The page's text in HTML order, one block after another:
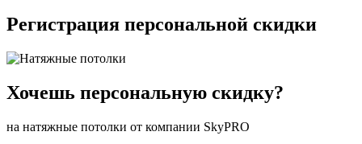
Регистрация персональной скидки
Хочешь персональную скидку?
на натяжные потолки от компании SkyPRO